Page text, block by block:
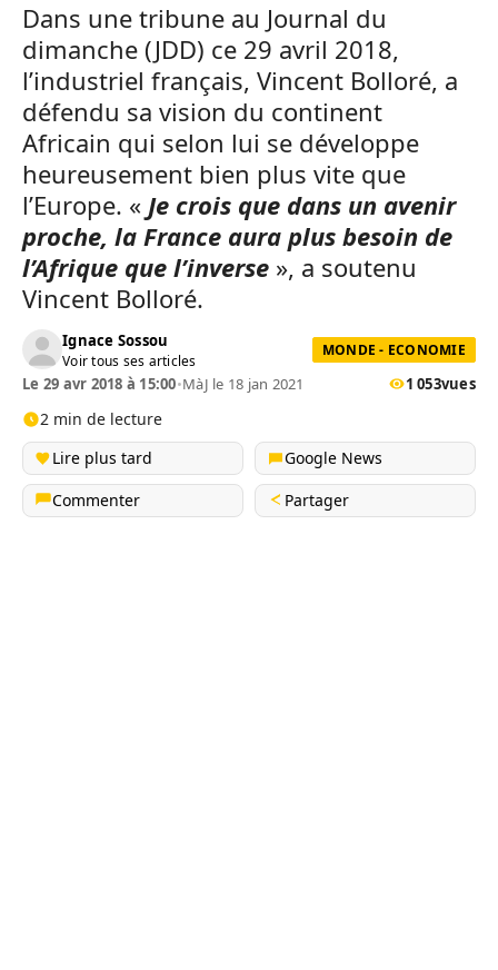
Dans une tribune au Journal du
dimanche (JDD) ce 29 avril 2018,
l’industriel français, Vincent Bolloré, a
défendu sa vision du continent
Africain qui selon lui se développe
heureusement bien plus vite que
l’Europe. « Je crois que dans un avenir
proche, la France aura plus besoin de
l’Afrique que l’inverse », a soutenu
Vincent Bolloré.
Ignace Sossou
Voir tous ses articles
MONDE - ECONOMIE
Le 29 avr 2018 à 15:00•MàJ le 18 jan 2021 1 053vues
2 min de lecture
Lire plus tard
Google News
Commenter
Partager